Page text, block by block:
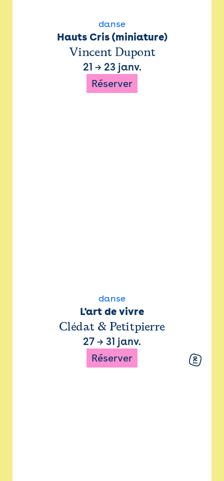
danse
Hauts Cris (miniature)
Vincent Dupont
21 → 23 janv.
Réserver
danse
L'art de vivre
Clédat & Petitpierre
27 → 31 janv.
Réserver